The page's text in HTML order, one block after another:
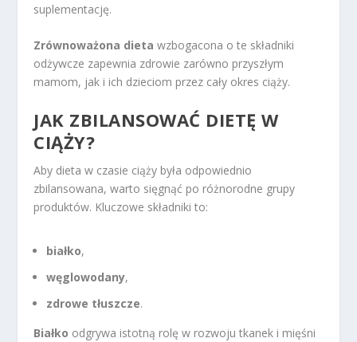
suplementację.
Zrównoważona dieta wzbogacona o te składniki
odżywcze zapewnia zdrowie zarówno przyszłym
mamom, jak i ich dzieciom przez cały okres ciąży.
JAK ZBILANSOWAĆ DIETĘ W
CIĄŻY?
Aby dieta w czasie ciąży była odpowiednio
zbilansowana, warto sięgnąć po różnorodne grupy
produktów. Kluczowe składniki to:
białko,
węglowodany,
zdrowe tłuszcze.
Białko odgrywa istotną rolę w rozwoju tkanek i mięśni